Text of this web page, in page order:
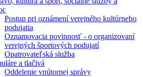
Postup pri oznámení verejného kultúrneho
podujatia
Oznamovacia povinnosť - o organizovaní
verejných športových podujatí
Opatrovateľská služba
a tlačivá
Oddelenie vnútornej správy